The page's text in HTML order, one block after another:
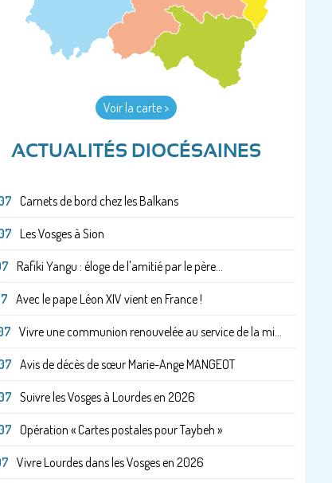
Voir la carte >
ACTUALITÉS DIOCÉSAINES
Carnets de bord chez les Balkans
Les Vosges à Sion
Rafiki Yangu : éloge de l'amitié par le père...
Avec le pape Léon XIV vient en France !
Vivre une communion renouvelée au service de la mi...
Avis de décès de sœur Marie-Ange MANGEOT
Suivre les Vosges à Lourdes en 2026
Opération « Cartes postales pour Taybeh »
Vivre Lourdes dans les Vosges en 2026